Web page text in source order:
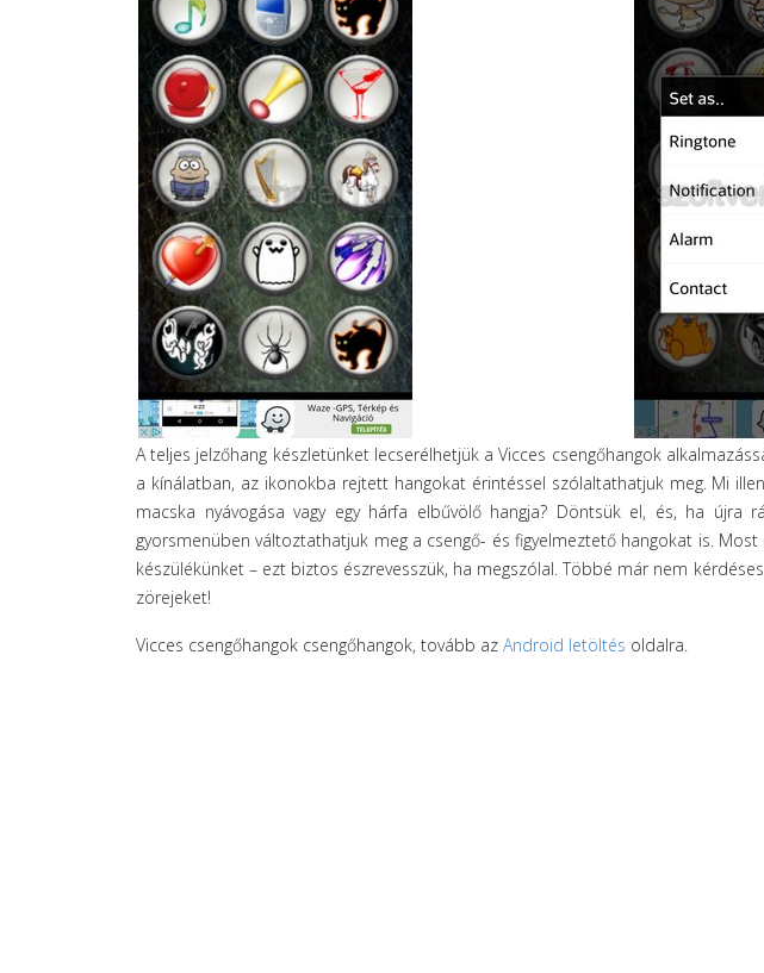
A teljes jelzőhang készletünket lecserélhetjük a Vicces csengőhangok
a kínálatban, az ikonokba rejtett hangokat érintéssel szólaltathatjuk meg. Mi
macska nyávogása vagy egy hárfa elbűvölő hangja? Döntsük el, és, ha újra
gyorsmenüben változtathatjuk meg a csengő- és figyelmeztető hangokat is.
készülékünket – ezt biztos észrevesszük, ha megszólal. Többé már nem
zörejeket!
Vicces csengőhangok csengőhangok, tovább az Android letöltés oldalra.